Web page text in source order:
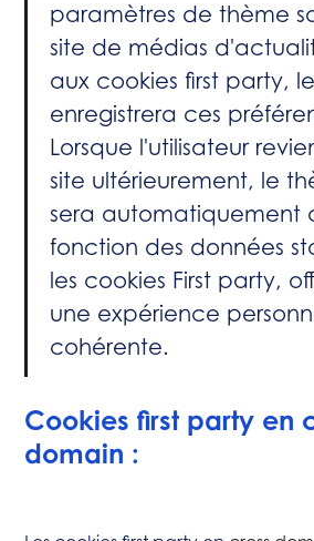
paramètres de thème
site de médias
aux cookies first party,
enregistrera ces
Lorsque l'utilisateur
site ultérieurement, le
sera automatiquement
fonction des données
les cookies First party,
une expérience
cohérente.
Cookies first party en
domain :